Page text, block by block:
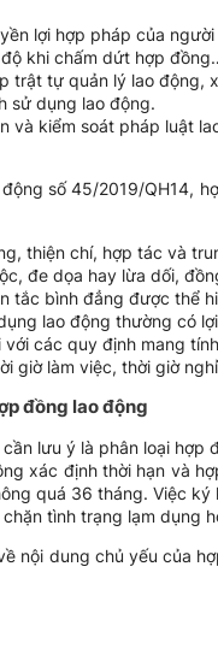
lợi hợp pháp của
khi chấm dứt hợp
trật tự quản lý lao động,
sử dụng lao động.
và kiểm soát pháp luật
số 45/2019/QH14,
thiện chí, hợp tác và
đe dọa hay lừa dối,
tắc bình đẳng được thể
lao động thường có
các quy định mang
giờ làm việc, thời giờ
đồng lao động
lưu ý là phân loại
xác định thời hạn và
quá 36 tháng. Việc
tình trạng lạm dụng
nội dung chủ yếu của